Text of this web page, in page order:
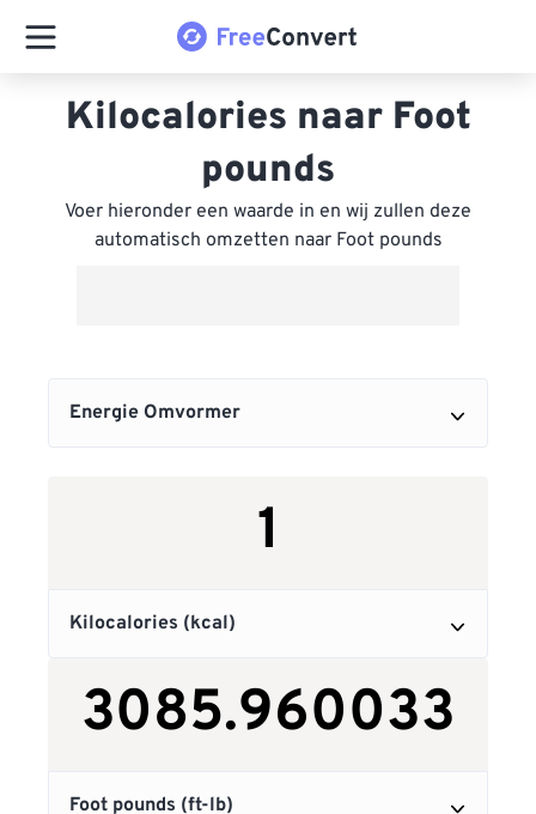
Kilocalories naar Foot
pounds
Voer hieronder een waarde in en wij zullen deze
automatisch omzetten naar Foot pounds